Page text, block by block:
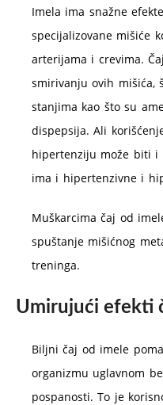
Imela ima snažne
specijalizovane mišiće
arterijama i crevima.
smirivanju ovih mišića,
stanjima kao što su
dispepsija. Ali
hipertenziju može biti i
ima i hipertenzivne i
Muškarcima čaj od
spuštanje mišićnog
treninga.
Umirujući efekti
Biljni čaj od imele
organizmu uglavnom
pospanosti. To je